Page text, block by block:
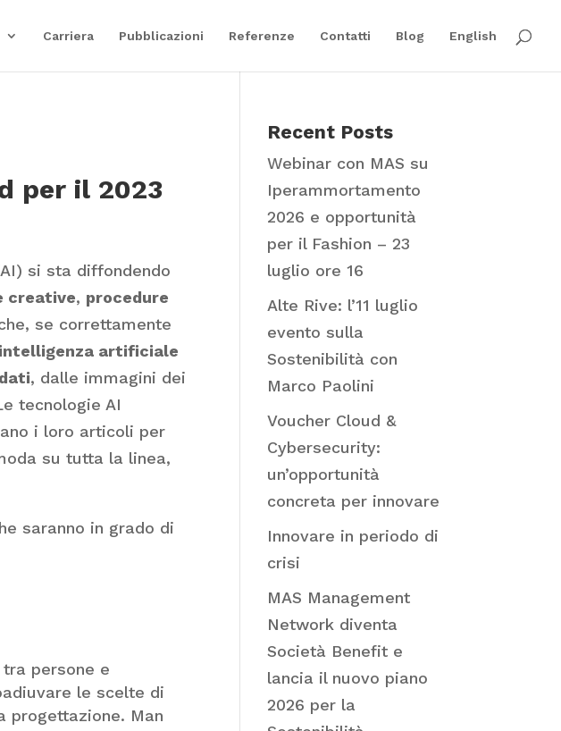
Carriera Pubblicazioni Referenze Contatti Blog English
per il 2023
si sta diffondendo
creative, procedure
se correttamente
artificiale
, dalle immagini dei
tecnologie AI
i loro articoli per
su tutta la linea,
saranno in grado di
persone e
le scelte di
progettazione. Man
Recent Posts
Webinar con MAS su
Iperammortamento
2026 e opportunità
per il Fashion – 23
luglio ore 16
Alte Rive: l’11 luglio
evento sulla
Sostenibilità con
Marco Paolini
Voucher Cloud &
Cybersecurity:
un’opportunità
concreta per innovare
Innovare in periodo di
crisi
MAS Management
Network diventa
Società Benefit e
lancia il nuovo piano
2026 per la